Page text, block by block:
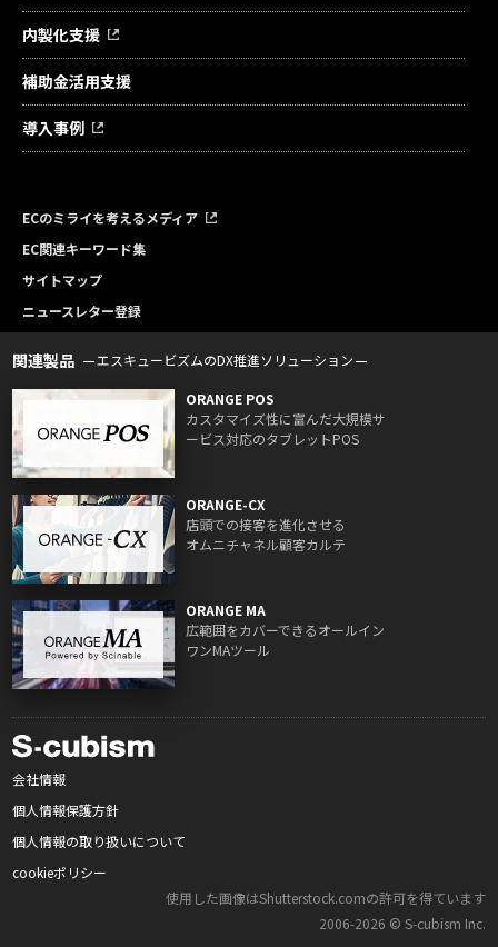
内製化支援
補助金活用支援
導入事例
ECのミライを考えるメディア
EC関連キーワード集
サイトマップ
ニュースレター登録
関連製品 エスキュービズムのDX推進ソリューション
ORANGE POS
カスタマイズ性に富んだ大規模サ
ービス対応のタブレットPOS
ORANGE-CX
店頭での接客を進化させる
オムニチャネル顧客カルテ
ORANGE MA
広範囲をカバーできるオールイン
ワンMAツール
会社情報
個人情報保護方針
個人情報の取り扱いについて
cookieポリシー
使用した画像はShutterstock.comの許可を得ています
2006‑2026 © S‑cubism Inc.